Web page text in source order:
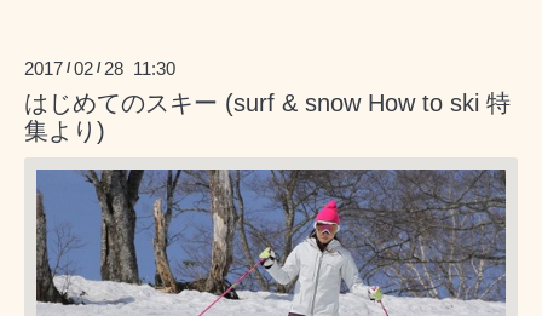
2017 /02 / 28 11:30
はじめてのスキー (surf & snow How to ski 特
集より)